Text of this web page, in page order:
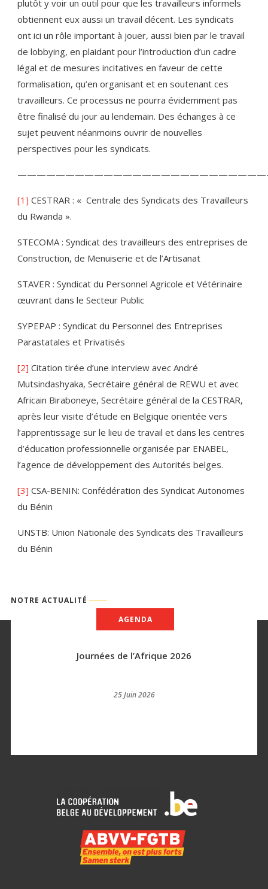
plutôt y voir un outil pour que les travailleurs informels
obtiennent eux aussi un travail décent. Les syndicats
ont ici un rôle important à jouer, aussi bien par le travail
de lobbying, en plaidant pour l’introduction d’un cadre
légal et de mesures incitatives en faveur de cette
formalisation, qu’en organisant et en soutenant ces
travailleurs. Ce processus ne pourra évidemment pas
être finalisé du jour au lendemain. Des échanges à ce
sujet peuvent néanmoins ouvrir de nouvelles
perspectives pour les syndicats.
[1] CESTRAR : « Centrale des Syndicats des Travailleurs
du Rwanda ».
STECOMA : Syndicat des travailleurs des entreprises de
Construction, de Menuiserie et de l’Artisanat
STAVER : Syndicat du Personnel Agricole et Vétérinaire
œuvrant dans le Secteur Public
SYPEPAP : Syndicat du Personnel des Entreprises
Parastatales et Privatisés
[2] Citation tirée d’une interview avec André
Mutsindashyaka, Secrétaire général de REWU et avec
Africain Biraboneye, Secrétaire général de la CESTRAR,
après leur visite d’étude en Belgique orientée vers
l’apprentissage sur le lieu de travail et dans les centres
d’éducation professionnelle organisée par ENABEL,
l’agence de développement des Autorités belges.
[3] CSA-BENIN: Confédération des Syndicat Autonomes
du Bénin
UNSTB: Union Nationale des Syndicats des Travailleurs
du Bénin
Journées de l’Afrique 2026
25 Juin 2026
AGENDA
NOTRE ACTUALITÉ